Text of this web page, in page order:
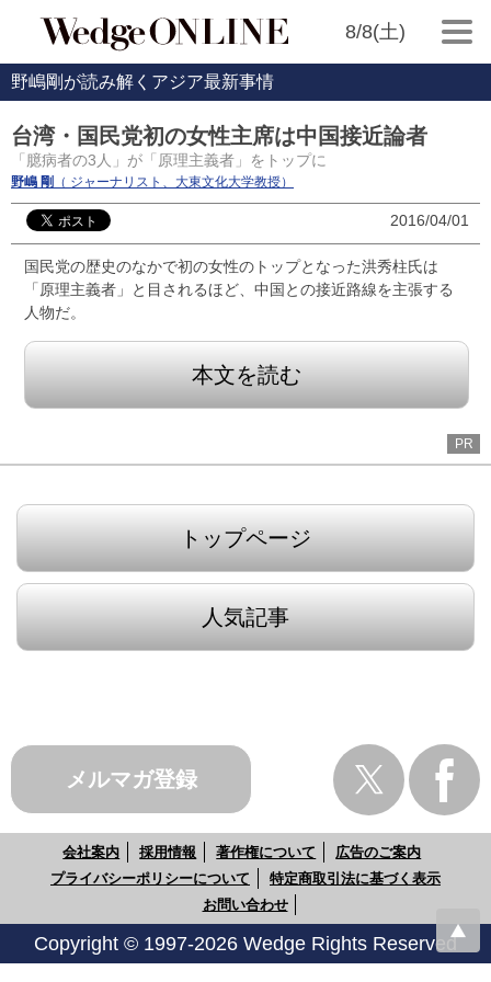
8/8(土)
野嶋剛が読み解くアジア最新事情
台湾・国民党初の女性主席は中国接近論者
「臆病者の3人」が「原理主義者」をトップに
野嶋 剛 （ ジャーナリスト、大東文化大学教授）
2016/04/01
国民党の歴史のなかで初の女性のトップとなった洪秀柱氏は
「原理主義者」と目されるほど、中国との接近路線を主張する
人物だ。
本文を読む
PR
トップページ
人気記事
メルマガ登録
会社案内 採用情報 著作権について
広告のご案内
プライバシーポリシーについて
特定商取引法に基づく表示
お問い合わせ
Copyright © 1997-2026 Wedge Rights Reserved